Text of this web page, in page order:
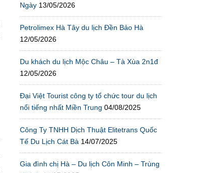
Ngày 13/05/2026
Petrolimex Hà Tây du lịch Đền Bảo Hà
12/05/2026
Du khách du lịch Mộc Châu – Tà Xùa 2n1đ
12/05/2026
Đại Việt Tourist công ty tổ chức tour du lịch
nổi tiếng nhất Miền Trung 04/08/2025
Công Ty TNHH Dịch Thuật Elitetrans Quốc
Tế Du Lịch Cát Bà 14/07/2025
Gia đình chị Hà – Du lịch Côn Minh – Trùng